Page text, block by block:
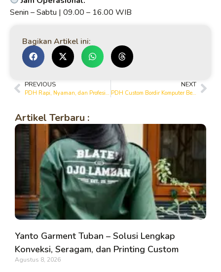
Senin – Sabtu | 09.00 – 16.00 WIB
Bagikan Artikel ini:
PREVIOUS
PDH Rapi, Nyaman, dan Profesional dari Yanto Garment
NEXT
PDH Custom Bordir Komputer Berkualitas di Bojonegoro
Artikel Terbaru :
Yanto Garment Tuban – Solusi Lengkap
Konveksi, Seragam, dan Printing Custom
Agustus 8, 2026